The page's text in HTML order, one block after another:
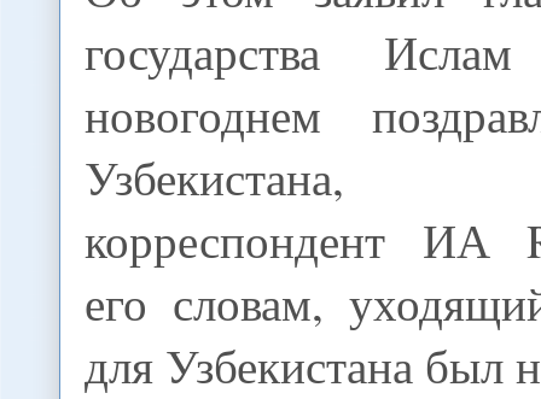
государства
новогоднем
Узбекистана,
корреспондент ИА
его словам,
для Узбекистана был